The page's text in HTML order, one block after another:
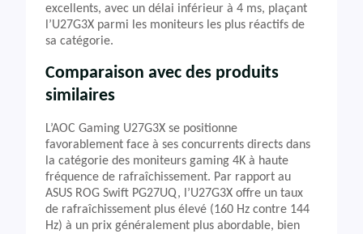
excellents, avec un délai inférieur à 4 ms, plaçant
l’U27G3X parmi les moniteurs les plus réactifs de
sa catégorie.
Comparaison avec des produits
similaires
L’AOC Gaming U27G3X se positionne
favorablement face à ses concurrents directs dans
la catégorie des moniteurs gaming 4K à haute
fréquence de rafraîchissement. Par rapport au
ASUS ROG Swift PG27UQ, l’U27G3X offre un taux
de rafraîchissement plus élevé (160 Hz contre 144
Hz) à un prix généralement plus abordable, bien